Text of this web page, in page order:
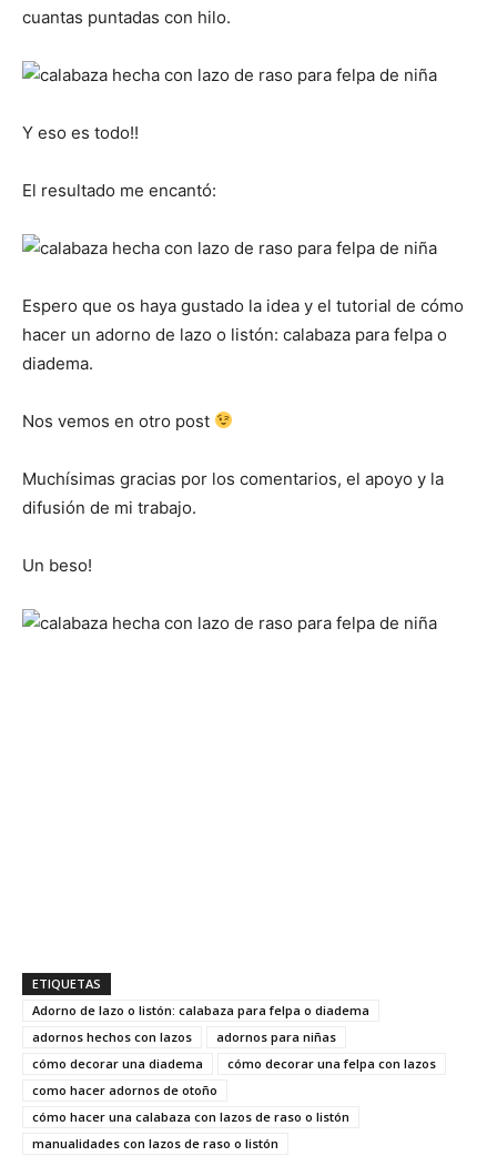
cuantas puntadas con hilo.
Y eso es todo!!
El resultado me encantó:
Espero que os haya gustado la idea y el tutorial de cómo
hacer un adorno de lazo o listón: calabaza para felpa o
diadema.
Nos vemos en otro post
Muchísimas gracias por los comentarios, el apoyo y la
difusión de mi trabajo.
Un beso!
ETIQUETAS
Adorno de lazo o listón: calabaza para felpa o diadema
adornos hechos con lazos
adornos para niñas
cómo decorar una diadema
cómo decorar una felpa con lazos
como hacer adornos de otoño
cómo hacer una calabaza con lazos de raso o listón
manualidades con lazos de raso o listón